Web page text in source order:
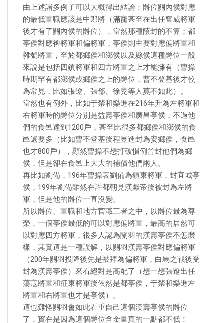
由上述諸多例子可以大概得出結論：爵位關內侯對應
的最低軍職應該是中郎將（滿寵甚至在出任奮威將軍
後才有了關內侯的爵位），當然那種蔭封的不算；都
亭侯對應裨將軍和偏將軍，亭侯則主要對應偏將軍和
雜號將軍，至於都鄉侯和鄉侯以及縣侯這種爵位一般
來說是包括四鎮將軍和四方將軍之上才能擁有（曹操
時期罕有都鄉侯或鄉侯之上的爵位，曹丕登基後才較
為常見，比如張遼、張郃、徐晃等人莫不如此）。
當然也有例外，比如于禁和樂進在216年升為左將軍和
右將軍時的爵位分別是益壽亭侯和廣昌亭侯，不過他
們的食邑達到1200戶，甚至比很多都鄉侯和鄉侯的食
邑還要多（比如曹丕登基後程昱進封為安鄉侯，食邑
也才800戶），顯然曹操不想打破慣例晉封他們為鄉
侯，但是卻在食邑上大大的補償他們兩人。
再比如劉備，196年曹操表劉備為鎮東將軍，封宜城亭
侯，199年劉備雖然在許都朝見漢獻帝後被封為左將
軍，但是他的爵位一直沒變。
所以爵位、軍職和地方官職三者之中，以爵位最為尊
榮，一個亭侯最低的可以對應偏將軍，最高的居然可
以對應四方將軍，很多人認為關羽的漢壽亭侯不怎麼
樣，其實這是一種誤解，以關羽漢壽亭侯對應偏將軍
（200年關羽投降後先是被拜為偏將軍，白馬之戰後受
封為漢壽亭侯）來看絕對是高配了（想一想張遼出任
蕩寇將軍和征東將軍後依然是都亭侯，于禁和樂進左
將軍和右將軍也才是亭侯）。
這也難怪關羽會如此看重自己這個漢壽亭侯的爵位
了，實在是因為這個爵位含金量真的一點都不低！